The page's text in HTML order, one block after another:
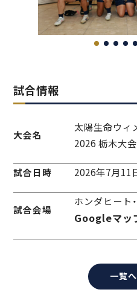
試合情報
大会名
太陽生命ウィ
2026 栃木大
試合日時 2026年7月11日
試合会場
ホンダヒート
Googleマッ
一覧